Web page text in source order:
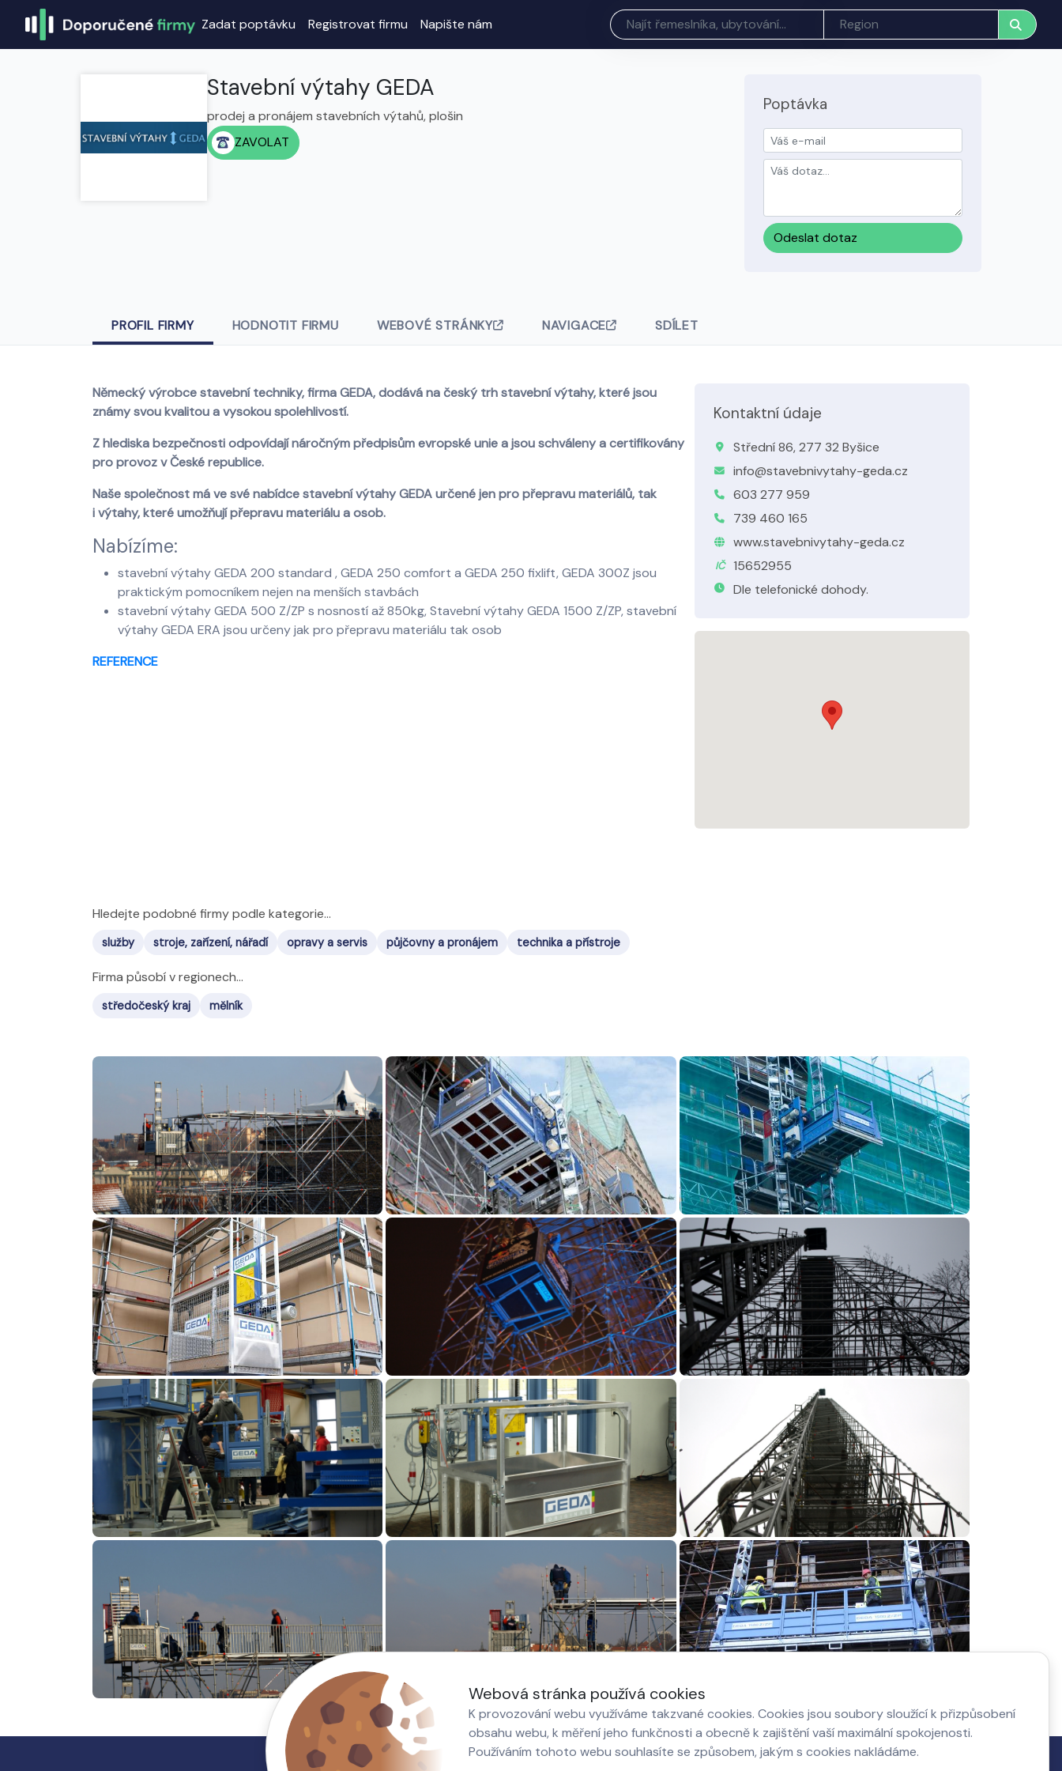
Webová stránka používá cookies
K provozování webu využíváme takzvané cookies. Cookies jsou soubory sloužící k přizpůsobení
obsahu webu, k měření jeho funkčnosti a obecně k zajištění vaší maximální spokojenosti.
Používáním tohoto webu souhlasíte se způsobem, jakým s cookies nakládáme.
Zadat poptávku Registrovat firmu Napište nám
Stavební výtahy GEDA
prodej a pronájem stavebních výtahů, plošin
ZAVOLAT
Poptávka
Odeslat dotaz
PROFIL FIRMY HODNOTIT FIRMU WEBOVÉ STRÁNKY NAVIGACE SDÍLET
Německý výrobce stavební techniky, firma GEDA, dodává na český trh stavební výtahy, které jsou
známy svou kvalitou a vysokou spolehlivostí.
Z hlediska bezpečnosti odpovídají náročným předpisům evropské unie a jsou schváleny a certifikovány
pro provoz v České republice.
Naše společnost má ve své nabídce stavební výtahy GEDA určené jen pro přepravu materiálů, tak
i výtahy, které umožňují přepravu materiálu a osob.
Nabízíme:
stavební výtahy GEDA 200 standard , GEDA 250 comfort a GEDA 250 fixlift, GEDA 300Z jsou
praktickým pomocníkem nejen na menších stavbách
stavební výtahy GEDA 500 Z/ZP s nosností až 850kg, Stavební výtahy GEDA 1500 Z/ZP, stavební
výtahy GEDA ERA jsou určeny jak pro přepravu materiálu tak osob
REFERENCE
Kontaktní údaje
Střední 86, 277 32 Byšice
info@stavebnivytahy-geda.cz
603 277 959
739 460 165
www.stavebnivytahy-geda.cz
IČ
15652955
Dle telefonické dohody.
Hledejte podobné firmy podle kategorie...
služby stroje, zařízení, nářadí opravy a servis půjčovny a pronájem technika a přístroje
Firma působí v regionech...
středočeský kraj mělník